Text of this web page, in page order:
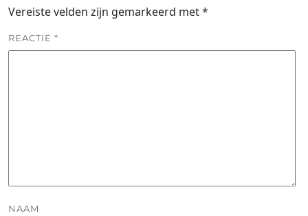
Vereiste velden zijn gemarkeerd met*
REACTIE *
NAAM